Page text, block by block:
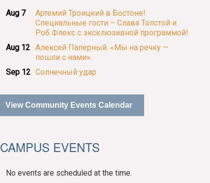
Aug 7
Артемий Троицкий в Бостоне!
Специальные гости – Слава Толстой и
Роб Флекс с эксклюзивной программой!
Aug 12
Алексей Паперный. «Мы на речку —
пошли с нами».
Sep 12 Солнечный удар
View Community Events Calendar
CAMPUS EVENTS
No events are scheduled at the time.